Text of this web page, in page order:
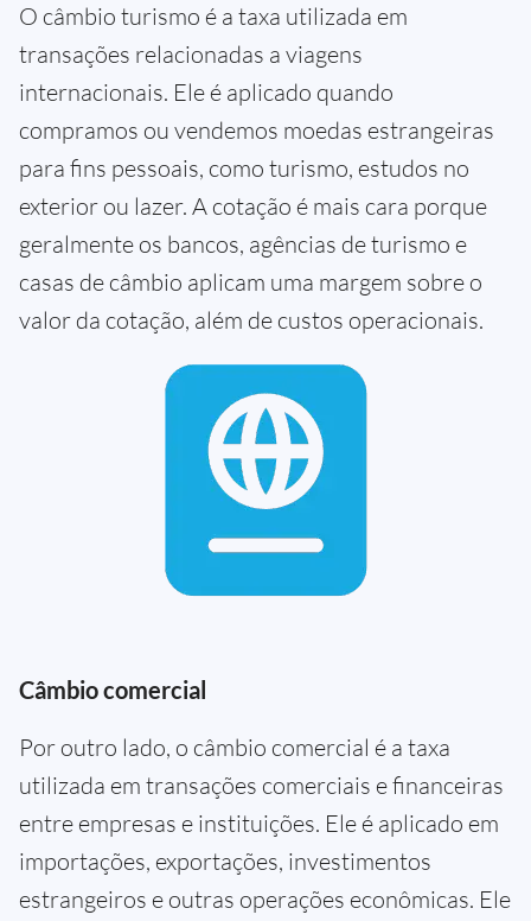
O câmbio turismo é a taxa utilizada em
transações relacionadas a viagens
internacionais. Ele é aplicado quando
compramos ou vendemos moedas estrangeiras
para fins pessoais, como turismo, estudos no
exterior ou lazer. A cotação é mais cara porque
geralmente os bancos, agências de turismo e
casas de câmbio aplicam uma margem sobre o
valor da cotação, além de custos operacionais.
Câmbio comercial
Por outro lado, o câmbio comercial é a taxa
utilizada em transações comerciais e financeiras
entre empresas e instituições. Ele é aplicado em
importações, exportações, investimentos
estrangeiros e outras operações econômicas. Ele